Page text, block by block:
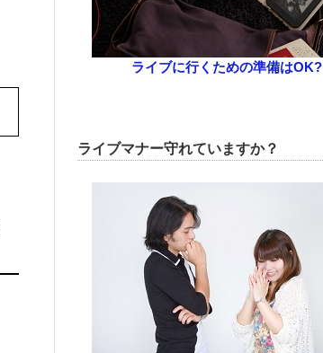
ライブに行くための準備はOK?
ライブマナー守れていますか？